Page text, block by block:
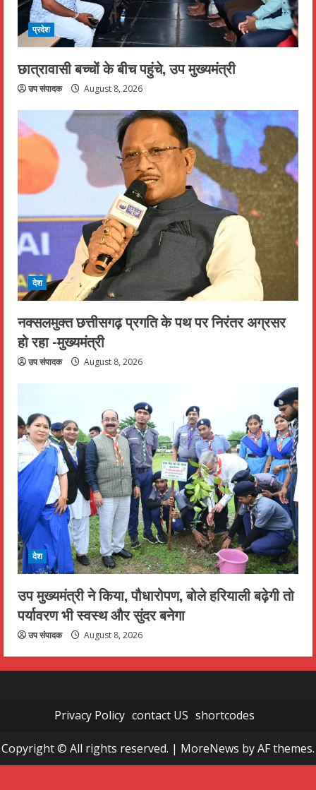
प्रदेश
छात्रावासी बच्चों के बीच पहुंचे, उप मुख्यमंत्री
उप संपादक August 8, 2026
देश
नक्सलमुक्त छत्तीसगढ़ प्रगति के पथ पर निरंतर अग्रसर
हो रहा -मुख्यमंत्री
उप संपादक August 8, 2026
देश
उप मुख्यमंत्री ने किया, पौधारोपण, बोले हरियाली बढ़ेगी तो
पर्यावरण भी स्वस्थ और सुंदर बनेगा
उप संपादक August 8, 2026
Privacy Policy contact US shortcodes
Copyright © All rights reserved. | MoreNews by AF themes.